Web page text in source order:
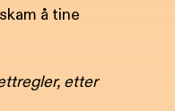
å tine
etter